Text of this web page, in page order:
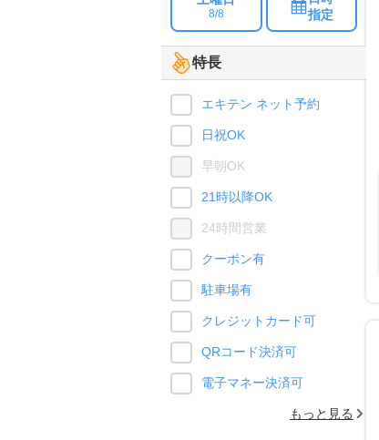
8/8
指定
特長
エキテン ネット予約
日祝OK
早朝OK
21時以降OK
24時間営業
クーポン有
駐車場有
クレジットカード可
QRコード決済可
電子マネー決済可
もっと見る